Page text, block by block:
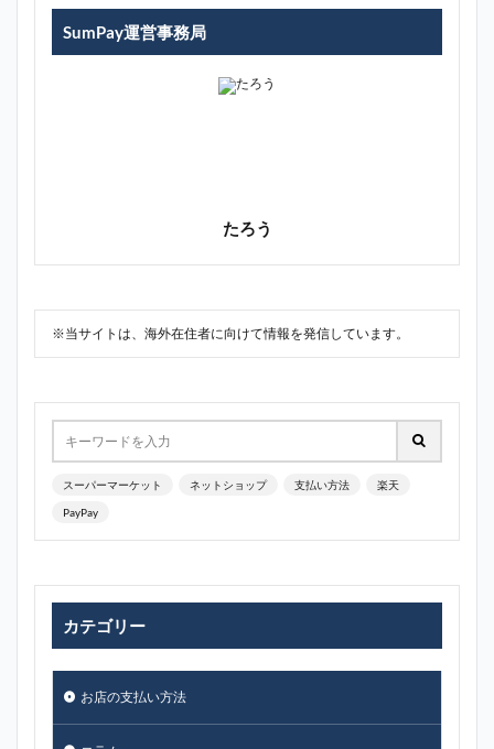
SumPay運営事務局
たろう
※当サイトは、海外在住者に向けて情報を発信しています。
スーパーマーケット ネットショップ 支払い方法 楽天
PayPay
カテゴリー
お店の支払い方法